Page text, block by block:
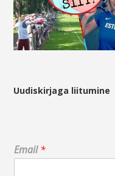
Uudiskirjaga liitumine
E
m
Email*